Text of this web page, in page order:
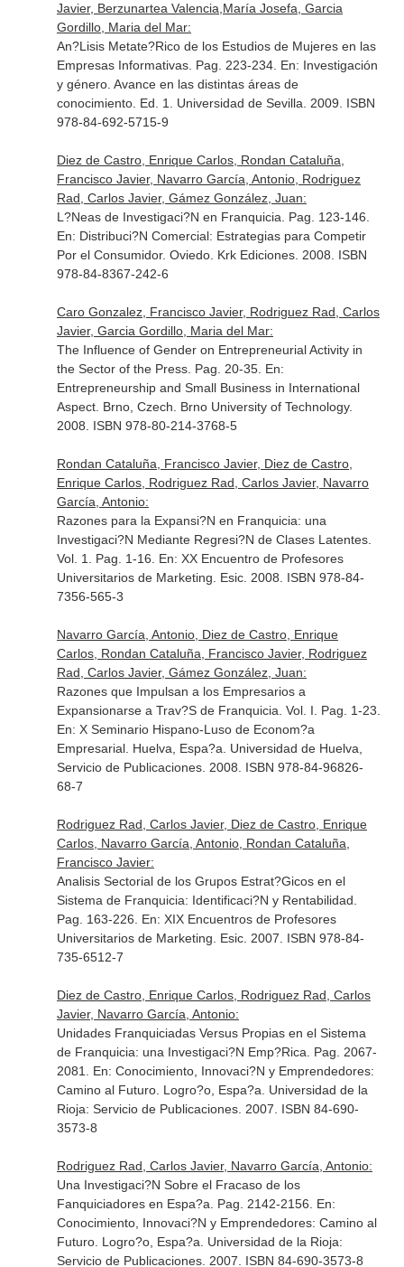
Javier, Berzunartea Valencia,María Josefa, Garcia
Gordillo, Maria del Mar:
An?Lisis Metate?Rico de los Estudios de Mujeres en las
Empresas Informativas. Pag. 223-234. En: Investigación
y género. Avance en las distintas áreas de
conocimiento. Ed. 1. Universidad de Sevilla. 2009. ISBN
978-84-692-5715-9
Diez de Castro, Enrique Carlos, Rondan Cataluña,
Francisco Javier, Navarro García, Antonio, Rodriguez
Rad, Carlos Javier, Gámez González, Juan:
L?Neas de Investigaci?N en Franquicia. Pag. 123-146.
En: Distribuci?N Comercial: Estrategias para Competir
Por el Consumidor. Oviedo. Krk Ediciones. 2008. ISBN
978-84-8367-242-6
Caro Gonzalez, Francisco Javier, Rodriguez Rad, Carlos
Javier, Garcia Gordillo, Maria del Mar:
The Influence of Gender on Entrepreneurial Activity in
the Sector of the Press. Pag. 20-35. En:
Entrepreneurship and Small Business in International
Aspect. Brno, Czech. Brno University of Technology.
2008. ISBN 978-80-214-3768-5
Rondan Cataluña, Francisco Javier, Diez de Castro,
Enrique Carlos, Rodriguez Rad, Carlos Javier, Navarro
García, Antonio:
Razones para la Expansi?N en Franquicia: una
Investigaci?N Mediante Regresi?N de Clases Latentes.
Vol. 1. Pag. 1-16. En: XX Encuentro de Profesores
Universitarios de Marketing . Esic. 2008. ISBN 978-84-
7356-565-3
Navarro García, Antonio, Diez de Castro, Enrique
Carlos, Rondan Cataluña, Francisco Javier, Rodriguez
Rad, Carlos Javier, Gámez González, Juan:
Razones que Impulsan a los Empresarios a
Expansionarse a Trav?S de Franquicia. Vol. I. Pag. 1-23.
En: X Seminario Hispano-Luso de Econom?a
Empresarial. Huelva, Espa?a. Universidad de Huelva,
Servicio de Publicaciones. 2008. ISBN 978-84-96826-
68-7
Rodriguez Rad, Carlos Javier, Diez de Castro, Enrique
Carlos, Navarro García, Antonio, Rondan Cataluña,
Francisco Javier:
Analisis Sectorial de los Grupos Estrat?Gicos en el
Sistema de Franquicia: Identificaci?N y Rentabilidad.
Pag. 163-226. En: XIX Encuentros de Profesores
Universitarios de Marketing . Esic. 2007. ISBN 978-84-
735-6512-7
Diez de Castro, Enrique Carlos, Rodriguez Rad, Carlos
Javier, Navarro García, Antonio:
Unidades Franquiciadas Versus Propias en el Sistema
de Franquicia: una Investigaci?N Emp?Rica. Pag. 2067-
2081. En: Conocimiento, Innovaci?N y Emprendedores:
Camino al Futuro. Logro?o, Espa?a. Universidad de la
Rioja: Servicio de Publicaciones. 2007. ISBN 84-690-
3573-8
Rodriguez Rad, Carlos Javier, Navarro García, Antonio:
Una Investigaci?N Sobre el Fracaso de los
Fanquiciadores en Espa?a. Pag. 2142-2156. En:
Conocimiento, Innovaci?N y Emprendedores: Camino al
Futuro. Logro?o, Espa?a. Universidad de la Rioja:
Servicio de Publicaciones. 2007. ISBN 84-690-3573-8